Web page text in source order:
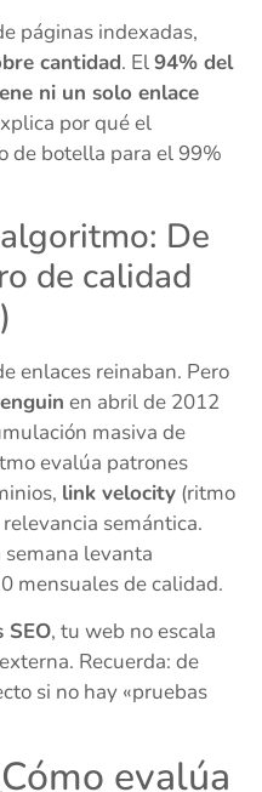
páginas indexadas,
cantidad. El94% del
ni un solo enlace
por qué el
de botella para el 99%
De
de calidad
enlaces reinaban. Pero
en abril de 2012
masiva de
evalúa patrones
link velocity (ritmo
semántica.
levanta
mensuales de calidad.
SEO, tu web no escala
Recuerda: de
si no hay «pruebas
evalúa